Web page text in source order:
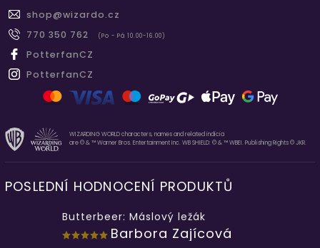
shop@wizardo.cz
770 350 762
(Po - Pá 10.00-16.00)
PotterfanCZ
PotterfanCZ
WIZARDING WORLD characters, names and related indicia
are © & ™ Warner Bros. Entertainment Inc. WB SHIELD: © & ™ WBEI. Publishing Rights © JKR.
POSLEDNÍ HODNOCENÍ PRODUKTŮ
Butterbeer: Máslový ležák
Barbora Zajícová